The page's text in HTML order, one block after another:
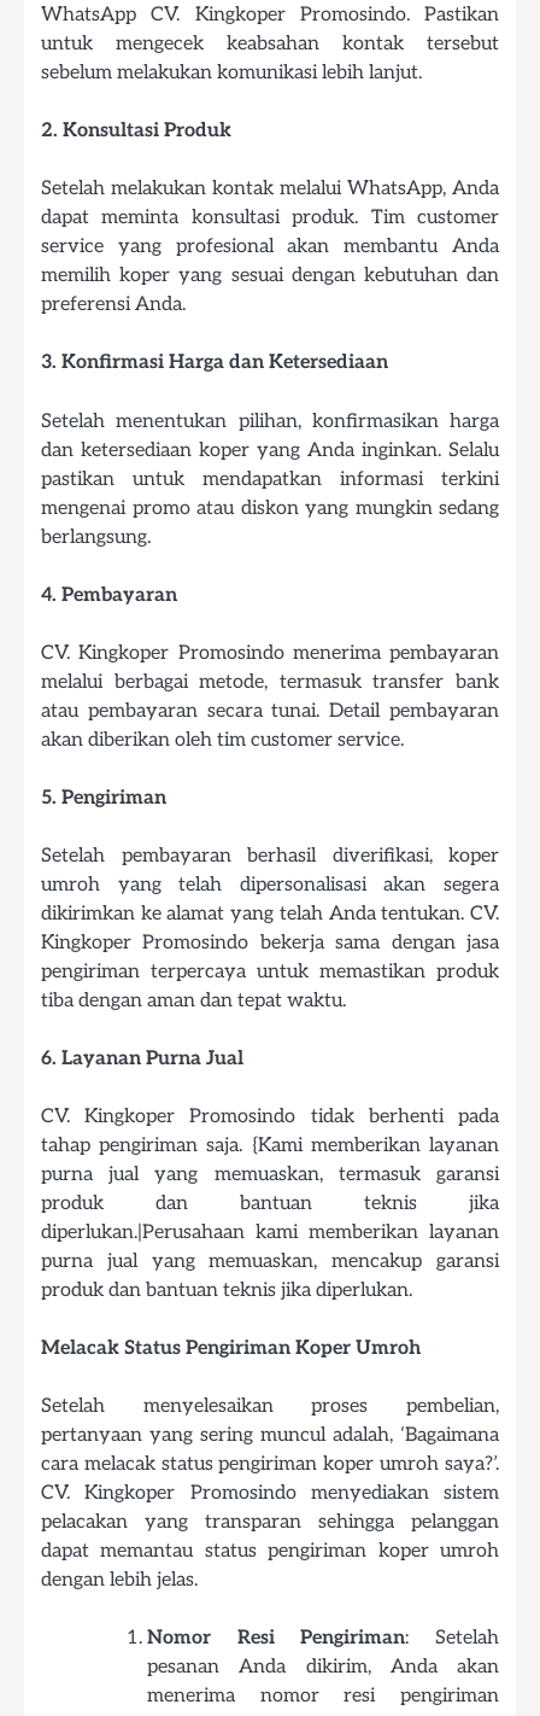
WhatsApp CV. Kingkoper Promosindo. Pastikan
untuk mengecek keabsahan kontak tersebut
sebelum melakukan komunikasi lebih lanjut.
2. Konsultasi Produk
Setelah melakukan kontak melalui WhatsApp, Anda
dapat meminta konsultasi produk. Tim customer
service yang profesional akan membantu Anda
memilih koper yang sesuai dengan kebutuhan dan
preferensi Anda.
3. Konfirmasi Harga dan Ketersediaan
Setelah menentukan pilihan, konfirmasikan harga
dan ketersediaan koper yang Anda inginkan. Selalu
pastikan untuk mendapatkan informasi terkini
mengenai promo atau diskon yang mungkin sedang
berlangsung.
4. Pembayaran
CV. Kingkoper Promosindo menerima pembayaran
melalui berbagai metode, termasuk transfer bank
atau pembayaran secara tunai. Detail pembayaran
akan diberikan oleh tim customer service.
5. Pengiriman
Setelah pembayaran berhasil diverifikasi, koper
umroh yang telah dipersonalisasi akan segera
dikirimkan ke alamat yang telah Anda tentukan. CV.
Kingkoper Promosindo bekerja sama dengan jasa
pengiriman terpercaya untuk memastikan produk
tiba dengan aman dan tepat waktu.
6. Layanan Purna Jual
CV. Kingkoper Promosindo tidak berhenti pada
tahap pengiriman saja. {Kami memberikan layanan
purna jual yang memuaskan, termasuk garansi
produk dan bantuan teknis jika
diperlukan.|Perusahaan kami memberikan layanan
purna jual yang memuaskan, mencakup garansi
produk dan bantuan teknis jika diperlukan.
Melacak Status Pengiriman Koper Umroh
Setelah menyelesaikan proses pembelian,
pertanyaan yang sering muncul adalah, ‘Bagaimana
cara melacak status pengiriman koper umroh saya?’.
CV. Kingkoper Promosindo menyediakan sistem
pelacakan yang transparan sehingga pelanggan
dapat memantau status pengiriman koper umroh
dengan lebih jelas.
Nomor Resi Pengiriman: Setelah
pesanan Anda dikirim, Anda akan
menerima nomor resi pengiriman